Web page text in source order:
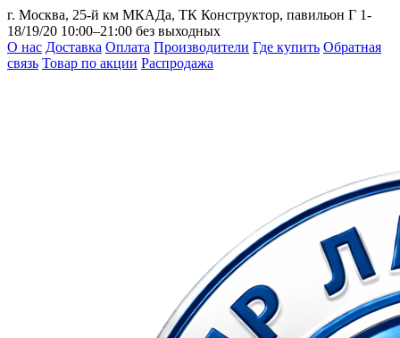
г. Москва, 25-й км МКАДа, ТК Конструктор, павильон Г 1-
18/19/20 10:00–21:00 без выходных
О нас Доставка Оплата Производители Где купить Обратная
связь Товар по акции Распродажа